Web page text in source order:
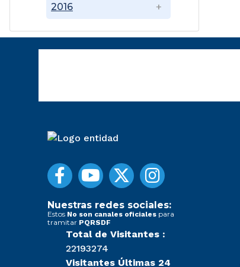
2016
Nuestras redes sociales:
Estos No son canales oficiales para
tramitar PQRSDF
Total de Visitantes :
22193274
Visitantes Últimas 24